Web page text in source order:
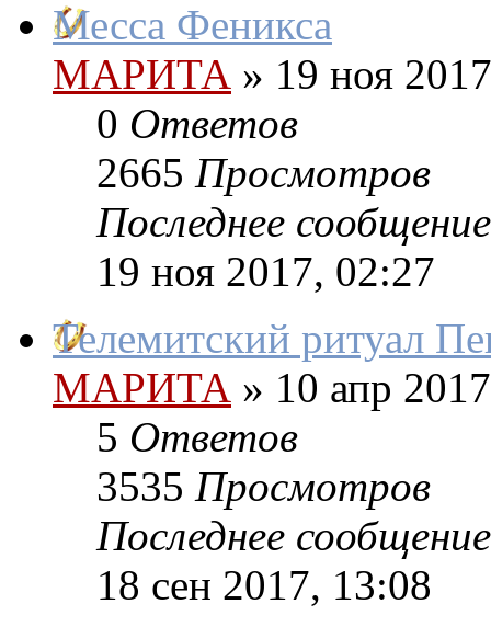
Месса Феникса
МАРИТА » 19 ноя
0 Ответов
2665 Просмотров
Последнее сообщение
19 ноя 2017, 02:27
Телемитский ритуал
МАРИТА » 10 апр
5 Ответов
3535 Просмотров
Последнее сообщение
18 сен 2017, 13:08